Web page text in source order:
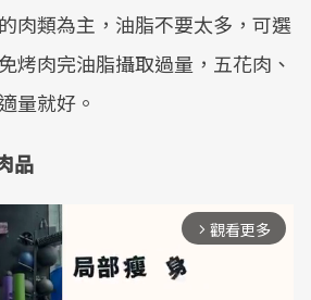
肉類為主，油脂不要太多，可選
烤肉完油脂攝取過量，五花肉、
量就好。
品
arrow_forward_ios 觀看更多